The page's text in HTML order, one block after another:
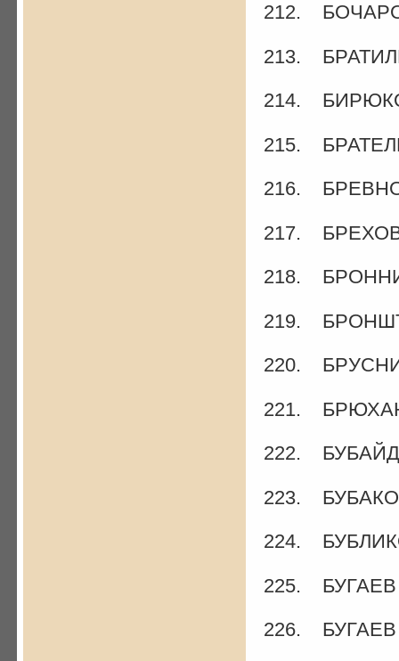
212.
213.
214.
215. БРАТЕЛЬ
216.
217. БРЕХОВ
218.
219.
220.
221.
222. БУБАЙД
223.
224.
225. БУГАЕВ
226. БУГАЕВ